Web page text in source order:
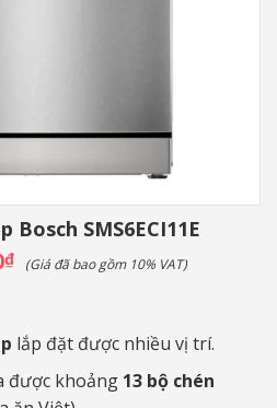
SMS6ECI11E
₫Giá
hiện
(Giá đã bao gồm 10% VAT)
lắp đặt được nhiều vị trí.
được khoảng 13 bộ chén